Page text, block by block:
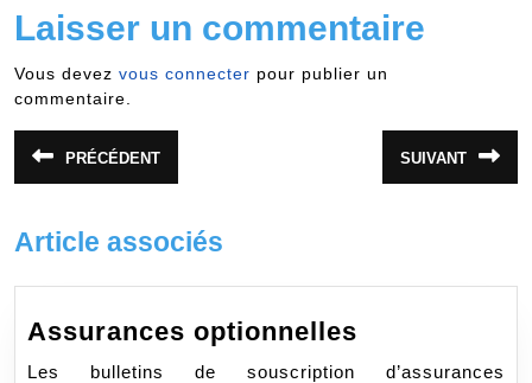
Laisser un commentaire
Vous devez vous connecter pour publier un
commentaire.
Navigation
de
PRÉCÉDENT
précédent
SUIVANT
suivant
Article associés
Assurances optionnelles
optionnelles
Les bulletins de souscription d’assurances